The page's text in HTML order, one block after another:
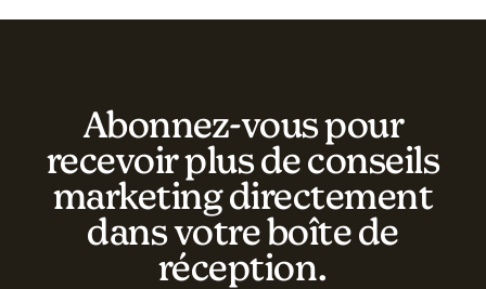
Abonnez‑vous pour
recevoir plus de conseils
marketing directement
dans votre boîte de
réception.